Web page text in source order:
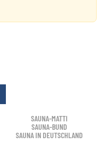
SAUNA-MATTI
SAUNA-BUND
SAUNA IN DEUTSCHLAND